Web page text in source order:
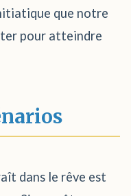
que notre
pour atteindre
dans le rêve est